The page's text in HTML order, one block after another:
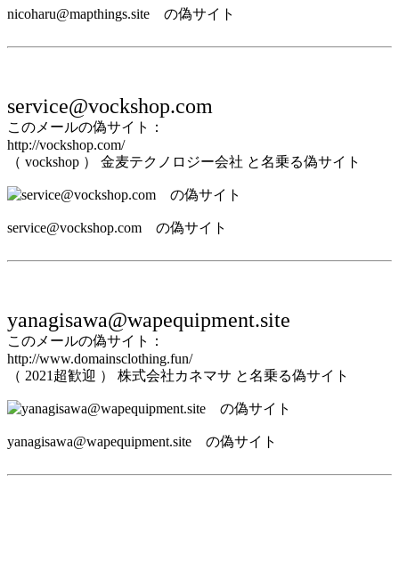
nicoharu@mapthings.site の偽サイト
service@vockshop.com
このメールの偽サイト：
http://vockshop.com/
（ vockshop ） 金麦テクノロジー会社 と名乗る偽サイト
service@vockshop.com の偽サイト
yanagisawa@wapequipment.site
このメールの偽サイト：
http://www.domainsclothing.fun/
（ 2021超歓迎 ） 株式会社カネマサ と名乗る偽サイト
yanagisawa@wapequipment.site の偽サイト